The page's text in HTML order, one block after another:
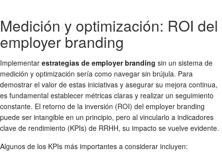
Medición y optimización: ROI del
employer branding
Implementar estrategias de employer branding sin un sistema de
medición y optimización sería como navegar sin brújula. Para
demostrar el valor de estas iniciativas y asegurar su mejora continua,
es fundamental establecer métricas claras y realizar un seguimiento
constante. El retorno de la inversión (ROI) del employer branding
puede ser intangible en un principio, pero al vincularlo a indicadores
clave de rendimiento (KPIs) de RRHH, su impacto se vuelve evidente.
Algunos de los KPIs más importantes a considerar incluyen: